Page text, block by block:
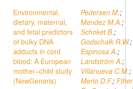
Environmental,
dietary, maternal,
and fetal predictors
of bulky DNA
adducts in cord
blood: A European
mother–child study
(NewGeneris)
Pedersen M.;
Mendez M.A.;
Schoket B.;
Godschalk R.W.;
Espinosa A.;
Landström A.;
Villanueva C.M.;
Merlo D.F.;